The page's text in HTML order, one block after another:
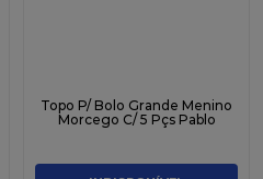
Topo P/ Bolo Grande Menino
Morcego C/ 5 Pçs Pablo